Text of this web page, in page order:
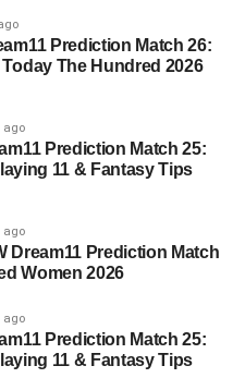
Prediction Match 26:
Today The Hundred 2026
ago
Prediction Match 25:
11 & Fantasy Tips
ago
Dream11 Prediction Match
Women 2026
ago
Prediction Match 25:
11 & Fantasy Tips